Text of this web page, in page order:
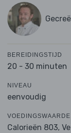
BEREIDINGSTIJD
20 - 30 minuten
NIVEAU
eenvoudig
Calorieën 803,